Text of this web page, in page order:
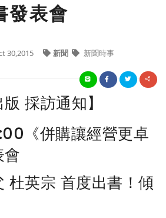
發表會
30,2015 新聞 新聞時事
採訪通知】
《併購讓經營更卓
會
杜英宗 首度出書！傾